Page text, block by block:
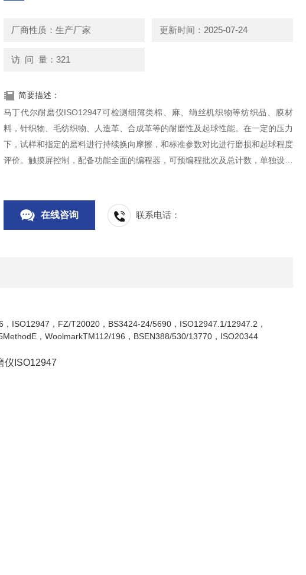
厂商性质：生产厂家 更新时间：2025-07-24
访 问 量：321
简要描述：
马丁代尔耐磨仪ISO12947可检测细簿类棉、麻、绢丝机织物等纺织品、膜材
料，针织物、毛纺织物、人造革、合成革等的耐磨性及起球性能。在一定的压力
下，试样和指定的磨料进行持续换向摩擦，和标准参数对比进行磨损和起球程度
评价。触摸屏控制，配备功能全面的编程器，可预编程批次及总计数，单独设置
在线咨询 联系电话：
ISO12947，FZ/T20020，BS3424-24/5690，ISO12947.1/12947.2，
，WoolmarkTM112/196，BSEN388/530/13770，ISO20344